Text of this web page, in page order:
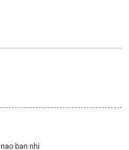
ban nhi